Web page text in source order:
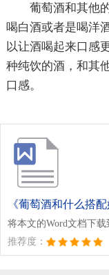
葡萄酒和其他
喝白酒或者是喝洋
以让酒喝起来口感
种纯饮的酒，和其
口感。
《葡萄酒和什么搭配
将本文的Word文档下
推荐度：